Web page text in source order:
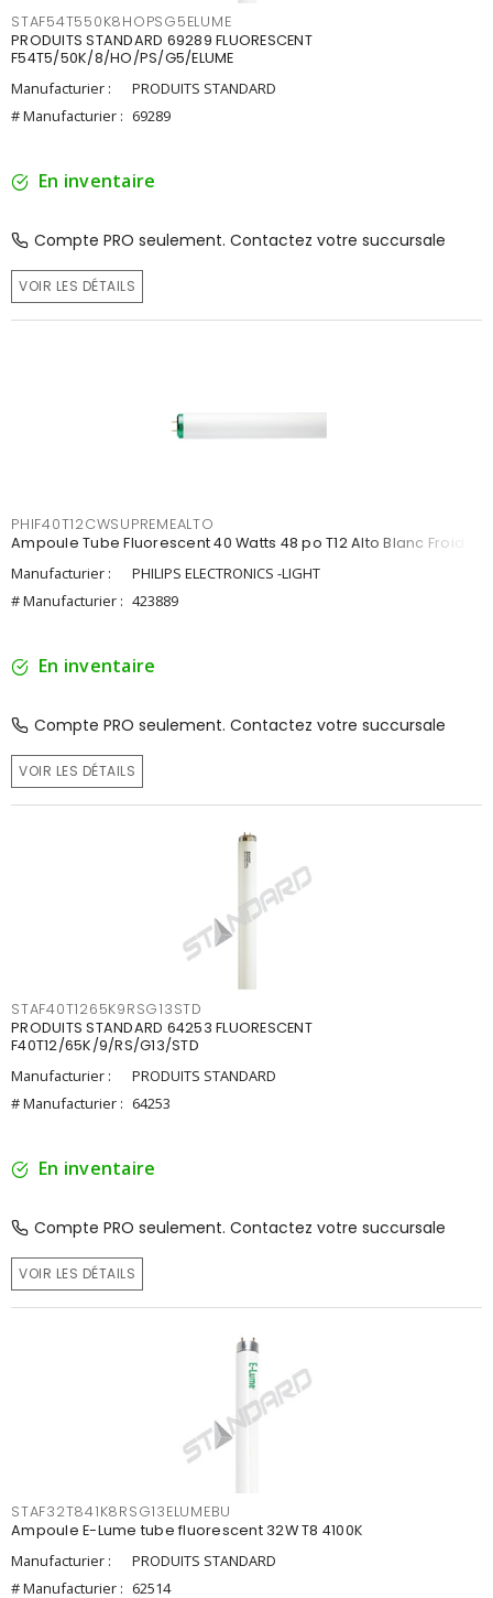
STAF54T550K8HOPSG5ELUME
PRODUITS STANDARD 69289 FLUORESCENT
F54T5/50K/8/HO/PS/G5/ELUME
Manufacturier :
PRODUITS STANDARD
# Manufacturier : 69289
En inventaire
Compte PRO seulement. Contactez votre succursale
VOIR LES DÉTAILS
PHIF40T12CWSUPREMEALTO
Ampoule Tube Fluorescent 40 Watts 48 po T12 Alto Blanc Froid
Manufacturier :
PHILIPS ELECTRONICS -LIGHT
# Manufacturier : 423889
En inventaire
Compte PRO seulement. Contactez votre succursale
VOIR LES DÉTAILS
STAF40T1265K9RSG13STD
PRODUITS STANDARD 64253 FLUORESCENT
F40T12/65K/9/RS/G13/STD
Manufacturier :
PRODUITS STANDARD
# Manufacturier : 64253
En inventaire
Compte PRO seulement. Contactez votre succursale
VOIR LES DÉTAILS
STAF32T841K8RSG13ELUMEBU
Ampoule E-Lume tube fluorescent 32W T8 4100K
Manufacturier :
PRODUITS STANDARD
# Manufacturier : 62514